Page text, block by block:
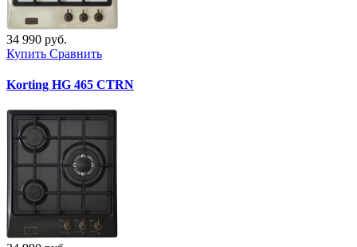
34 990 руб.
Купить Сравнить
Korting HG 465 CTRN